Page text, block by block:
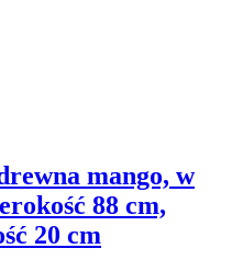
mango, w
88 cm,
20 cm